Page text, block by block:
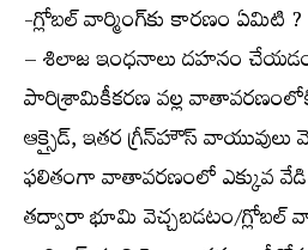
-గ్లోబల్ వార్మింగ్‌కు కారణం ఏమిటి ?
– శిలాజ ఇంధనాలు దహనం
పారిశ్రామికీకరణ వల్ల
ఆక్సైడ్, ఇతర గ్రీన్‌హౌస్ వాయువులు
ఫలితంగా వాతావరణంలో ఎక్కువ వేడి
తద్వారా భూమి వెచ్చబడటం/గ్లోబల్